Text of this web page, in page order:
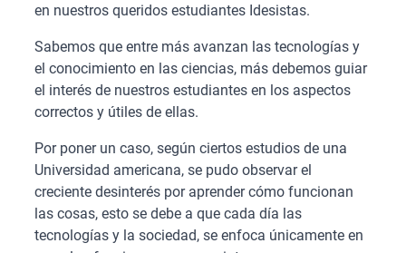
en nuestros queridos estudiantes Idesistas.
Sabemos que entre más avanzan las tecnologías y
el conocimiento en las ciencias, más debemos guiar
el interés de nuestros estudiantes en los aspectos
correctos y útiles de ellas.
Por poner un caso, según ciertos estudios de una
Universidad americana, se pudo observar el
creciente desinterés por aprender cómo funcionan
las cosas, esto se debe a que cada día las
tecnologías y la sociedad, se enfoca únicamente en